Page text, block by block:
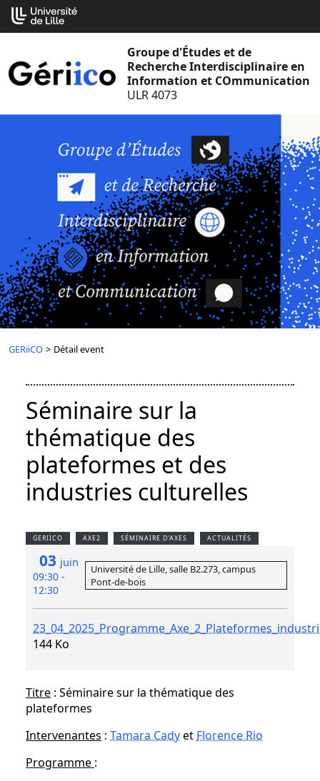
Aller
au
Groupe d'Études et de
Recherche Interdisciplinaire en
Information et COmmunication
ULR 4073
GERiiCO > Détail event
Séminaire sur la
thématique des
plateformes et des
industries culturelles
GERIICO AXE2 SÉMINAIRE D'AXES ACTUALITÉS
03 juin
09:30 -
12:30
Université de Lille, salle B2.273, campus
Pont-de-bois
144 Ko
Titre : Séminaire sur la thématique des
plateformes
Intervenantes : Tamara Cadyet Florence Rio
Programme :
Cookies management panel